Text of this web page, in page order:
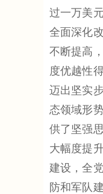
过一万美
全面深化
不断提高
度优越性
迈出坚实
态领域形
供了坚强
大幅度提
建设，全
防和军队